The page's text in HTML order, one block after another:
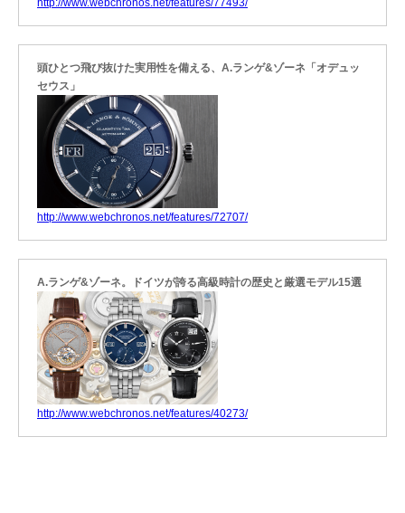
頭ひとつ飛び抜けた実用性を備える、A.ランゲ&ゾーネ「オデュッ
セウス」
http://www.webchronos.net/features/72707/
A.ランゲ&ゾーネ。ドイツが誇る高級時計の歴史と厳選モデル15選
http://www.webchronos.net/features/40273/